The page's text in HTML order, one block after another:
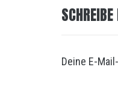
Deine E-